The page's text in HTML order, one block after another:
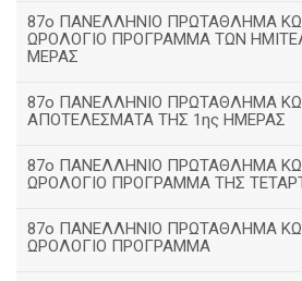
87ο ΠΑΝΕΛΛΗΝΙΟ ΠΡΩΤΑΘΛΗΜΑ
ΩΡΟΛΟΓΙΟ ΠΡΟΓΡΑΜΜΑ ΤΩΝ
ΜΕΡΑΣ
87ο ΠΑΝΕΛΛΗΝΙΟ ΠΡΩΤΑΘΛΗΜΑ
ΑΠΟΤΕΛΕΣΜΑΤΑ ΤΗΣ 1ης ΗΜΕΡΑΣ
87ο ΠΑΝΕΛΛΗΝΙΟ ΠΡΩΤΑΘΛΗΜΑ
ΩΡΟΛΟΓΙΟ ΠΡΟΓΡΑΜΜΑ ΤΗΣ
87ο ΠΑΝΕΛΛΗΝΙΟ ΠΡΩΤΑΘΛΗΜΑ
ΩΡΟΛΟΓΙΟ ΠΡΟΓΡΑΜΜΑ